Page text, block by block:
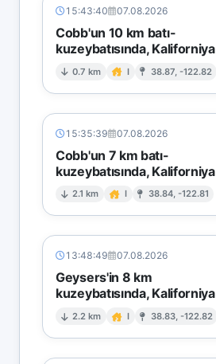
15:43:40 07.08.2026
Cobb'un 10 km batı-
kuzeybatısında, Kaliforniya
0.7 km I 38.87, -122.82
15:35:39 07.08.2026
Cobb'un 7 km batı-
kuzeybatısında, Kaliforniya
2.1 km I 38.84, -122.81
13:48:49 07.08.2026
Geysers'in 8 km
kuzeybatısında, Kaliforniya
2.2 km I 38.83, -122.82